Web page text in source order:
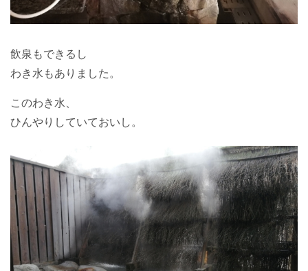
飲泉もできるし
わき水もありました。
このわき水、
ひんやりしていておいし。